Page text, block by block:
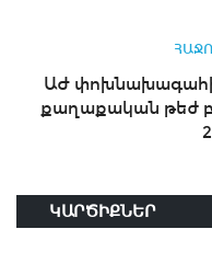
ԱԺ փոխնախագահի
քաղաքական թեժ
ԿԱՐԾԻՔՆԵՐ